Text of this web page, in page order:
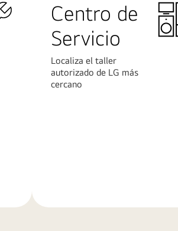
Centro de
Servicio
Localiza el taller
autorizado de LG más
cercano